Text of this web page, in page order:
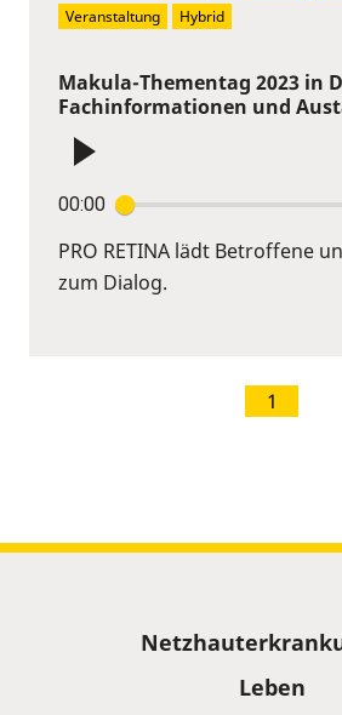
Makula-Thementag 2023 in
Fachinformationen und
00:00
PRO RETINA lädt Betroffene
zum Dialog.
Veranstaltung
Hybrid
1
Leben